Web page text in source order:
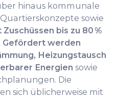
hinaus kommunale
sowie
bis zu 80 %
Gefördert werden
Heizungstausch
Energien sowie
Die
sich üblicherweise mit